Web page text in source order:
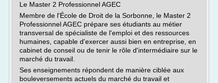
Le Master 2 Professionnel AGEC
Membre de l'École de Droit de la Sorbonne, le Master 2
Professionnel AGEC prépare ses étudiants au métier
transversal de spécialiste de l'emploi et des ressources
humaines, capable d'exercer aussi bien en entreprise, en
cabinet de conseil ou de tenir le rôle d'intermédiaire sur le
marché du travail.
Ses enseignements répondent de manière ciblée aux
bouleversements actuels du marché du travail et